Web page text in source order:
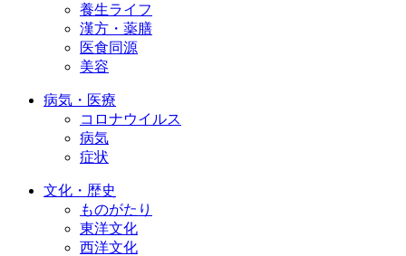
養生ライフ
漢方・薬膳
医食同源
美容
病気・医療
コロナウイルス
病気
症状
文化・歴史
ものがたり
東洋文化
西洋文化